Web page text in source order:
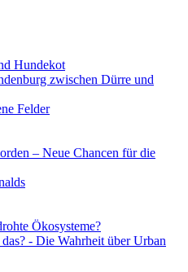
Hundekot
zwischen Dürre und
Felder
– Neue Chancen für die
Ökosysteme?
- Die Wahrheit über Urban